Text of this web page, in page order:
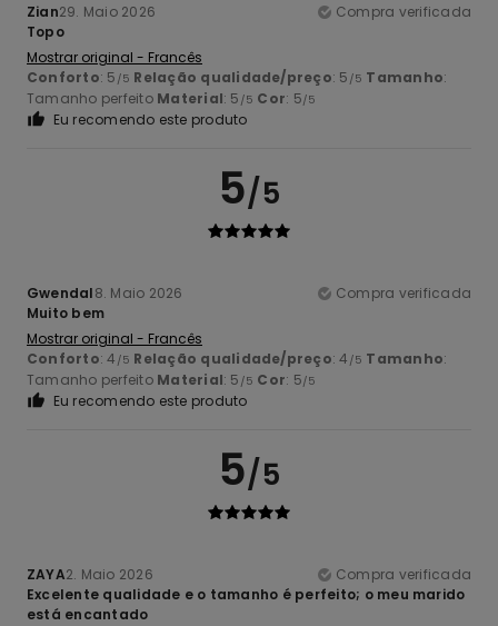
Zian29. Maio 2026
Compra verificada
Topo
Mostrar original - Francês
Conforto: 5 /5 Relação qualidade/preço: 5 /5 Tamanho:
Tamanho perfeito Material: 5 /5 Cor: 5/5
Eu recomendo este produto
5/5
Gwendal8. Maio 2026
Compra verificada
Muito bem
Mostrar original - Francês
Conforto: 4 /5 Relação qualidade/preço: 4 /5 Tamanho:
Tamanho perfeito Material: 5 /5 Cor: 5/5
Eu recomendo este produto
5/5
ZAYA2. Maio 2026
Compra verificada
Excelente qualidade e o tamanho é perfeito; o meu marido
está encantado